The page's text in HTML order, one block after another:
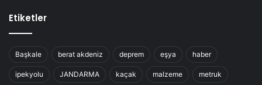
Etiketler
Başkale berat akdeniz deprem eşya haber
ipekyolu JANDARMA kaçak malzeme metruk